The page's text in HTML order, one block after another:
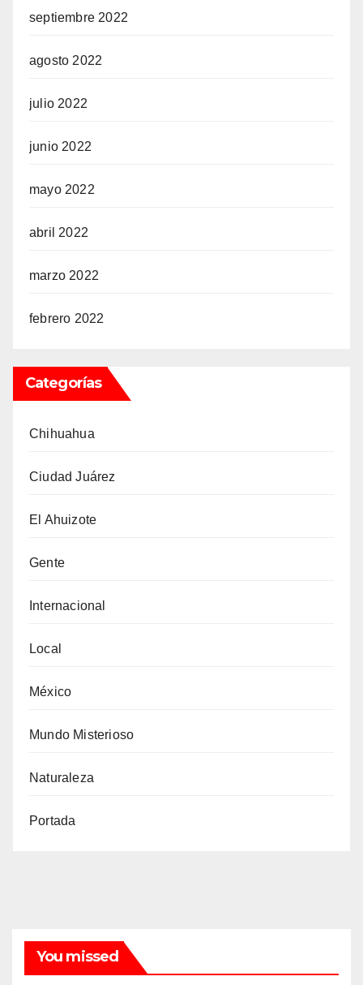
septiembre 2022
agosto 2022
julio 2022
junio 2022
mayo 2022
abril 2022
marzo 2022
febrero 2022
Categorías
Chihuahua
Ciudad Juárez
El Ahuizote
Gente
Internacional
Local
México
Mundo Misterioso
Naturaleza
Portada
You missed